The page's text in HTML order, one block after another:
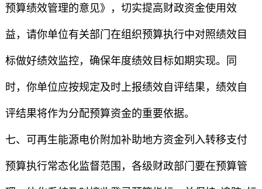
预算绩效管理的意见》，切实提高财政资金使用效
益，请你单位有关部门在组织预算执行中对照绩效目
标做好绩效监控，确保年度绩效目标如期实现。同
时，你单位应按规定及时上报绩效自评结果，绩效自
评结果将作为分配预算资金的重要依据。
七、可再生能源电价附加补助地方资金列入转移支付
预算执行常态化监督范围，各级财政部门要在预算管